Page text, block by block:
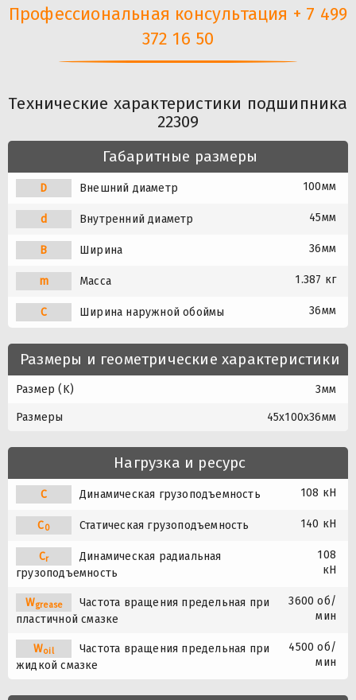
Профессиональная консультация + 7 499
372 16 50
Технические характеристики подшипника
22309
Габаритные размеры
D Внешний диаметр 100мм
d Внутренний диаметр 45мм
B Ширина 36мм
m Масса 1.387 кг
C Ширина наружной обоймы 36мм
Размеры и геометрические характеристики
Размер (K) 3мм
Размеры 45x100x36мм
Нагрузка и ресурс
C Динамическая грузоподъемность 108 кН
C0 Статическая грузоподъемность 140 кН
Cr
Динамическая радиальная
грузоподъемность
108
кН
Wgrease
Частота вращения предельная при
пластичной смазке
3600 об/
мин
Woil
Частота вращения предельная при
жидкой смазке
4500 об/
мин